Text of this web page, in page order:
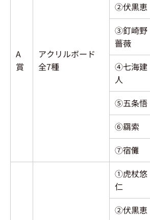
A
賞
アクリルボード
全7種
②伏黒恵
③釘崎野
薔薇
④七海建
人
⑤五条悟
⑥羂索
⑦宿儺
①虎杖悠
仁
②伏黒恵